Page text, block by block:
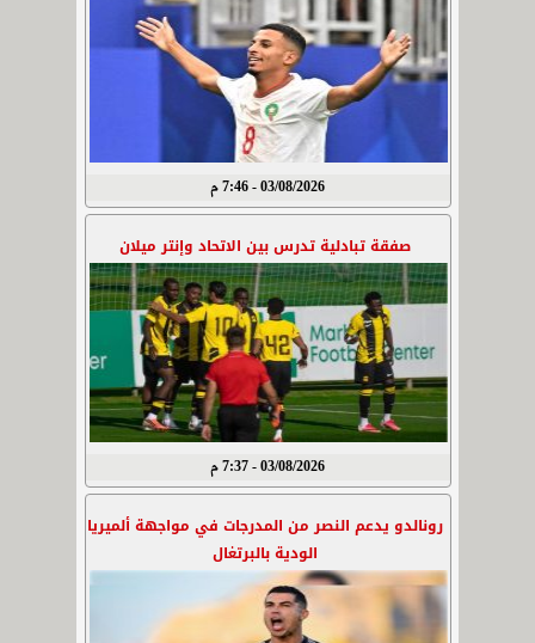
03/08/2026 - 7:46 م
صفقة تبادلية تدرس بين الاتحاد وإنتر ميلان
03/08/2026 - 7:37 م
رونالدو يدعم النصر من المدرجات في مواجهة ألميريا
الودية بالبرتغال